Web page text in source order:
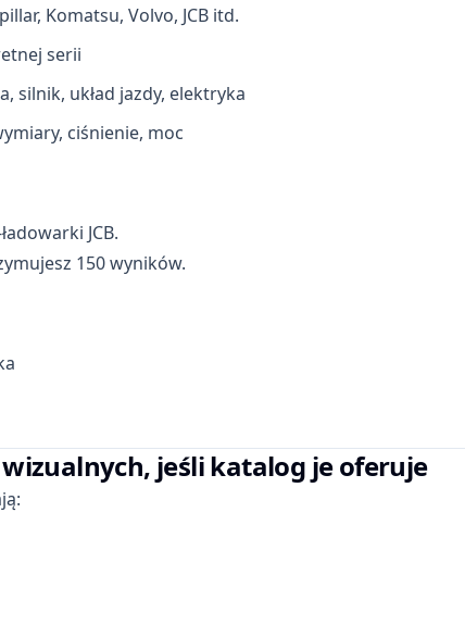
Komatsu, Volvo, JCB itd.
serii
silnik, układ jazdy, elektryka
ciśnienie, moc
JCB.
150 wyników.
jeśli katalog je oferuje